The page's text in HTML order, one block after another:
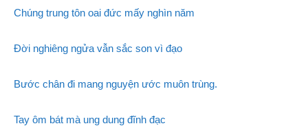
Chúng trung tôn oai đức mấy nghìn năm
Đời nghiêng ngửa vẫn sắc son vì đạo
Bước chân đi mang nguyện ước muôn trùng.
Tay ôm bát mà ung dung đĩnh đạc